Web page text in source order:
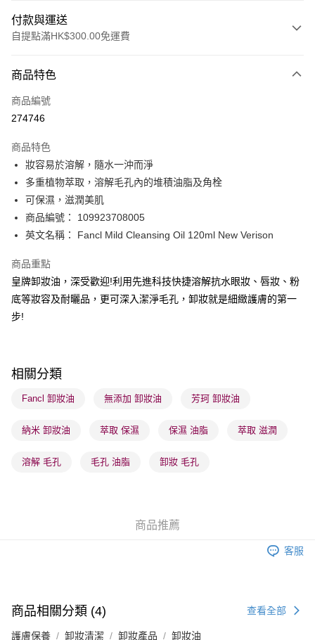
付款與運送
自提點滿HK$300.00免運費
信用卡
Apple Pay
PayMe
WeChat Pay
BoC Pay
順豐自助櫃 - 確認發貨後1-3個工作天送達
每筆HK$65.00，滿HK$300.00或以上免運費
順豐站及營業點 - 確認發貨後1-3個工作天送達
物流公司進行物流配送
每筆HK$65.00，滿HK$300.00或以上免運費
(香港門市) 只顯示可選門市。確認發貨後2-5個工作天到店，3天內
每筆HK$20.00，滿HK$100.00或以上免運費
每筆HK$20.00，滿HK$100.00或以上免運費
運費表
商品特色
商品編號
274746
商品特色
妝容易於溶解，隨水一沖而淨
多重植物萃取，溶解毛孔內的堆積油脂及角栓
可保濕，滋潤美肌
商品編號： 109923708005
英文名稱： Fancl Mild Cleansing Oil 120ml New Verison
商品重點
皇牌卸妝油，深受歡迎!利用先進科技快捷溶解抗水眼妝、唇妝、粉
底等妝容及耐曬品，更可深入潔淨毛孔，卸妝就是細緻護膚的第一
步!
相關分類
Fancl 卸妝油 無添加 卸妝油 芳珂 卸妝油
納米 卸妝油 萃取 保濕 保濕 油脂 萃取 滋潤
溶解 毛孔 毛孔 油脂 卸妝 毛孔
商品推薦
客服
商品相關分類 (4) 查看全部
護膚保養 卸妝清潔 卸妝產品 卸妝油